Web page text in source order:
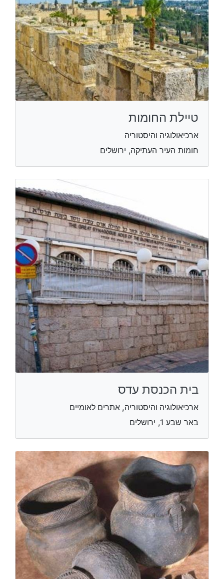
טיילת החומות
ארכיאולוגיה והיסטוריה
חומות העיר העתיקה, ירושלים
בית הכנסת עדס
ארכיאולוגיה והיסטוריה, אתרים לאומיים
באר שבע 1, ירושלים